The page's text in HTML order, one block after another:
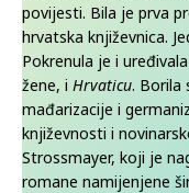
povijesti. Bila je prva
hrvatska književnica.
Pokrenula je i uređivala
žene, i Hrvaticu. Borila
mađarizacije i
književnosti i
Strossmayer, koji je
romane namijenjene